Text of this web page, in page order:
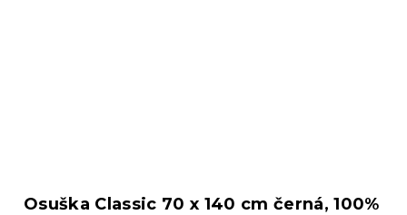
Osuška Classic 70 x 140 cm černá, 100%